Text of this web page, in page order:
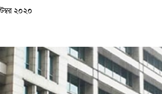
২০২০